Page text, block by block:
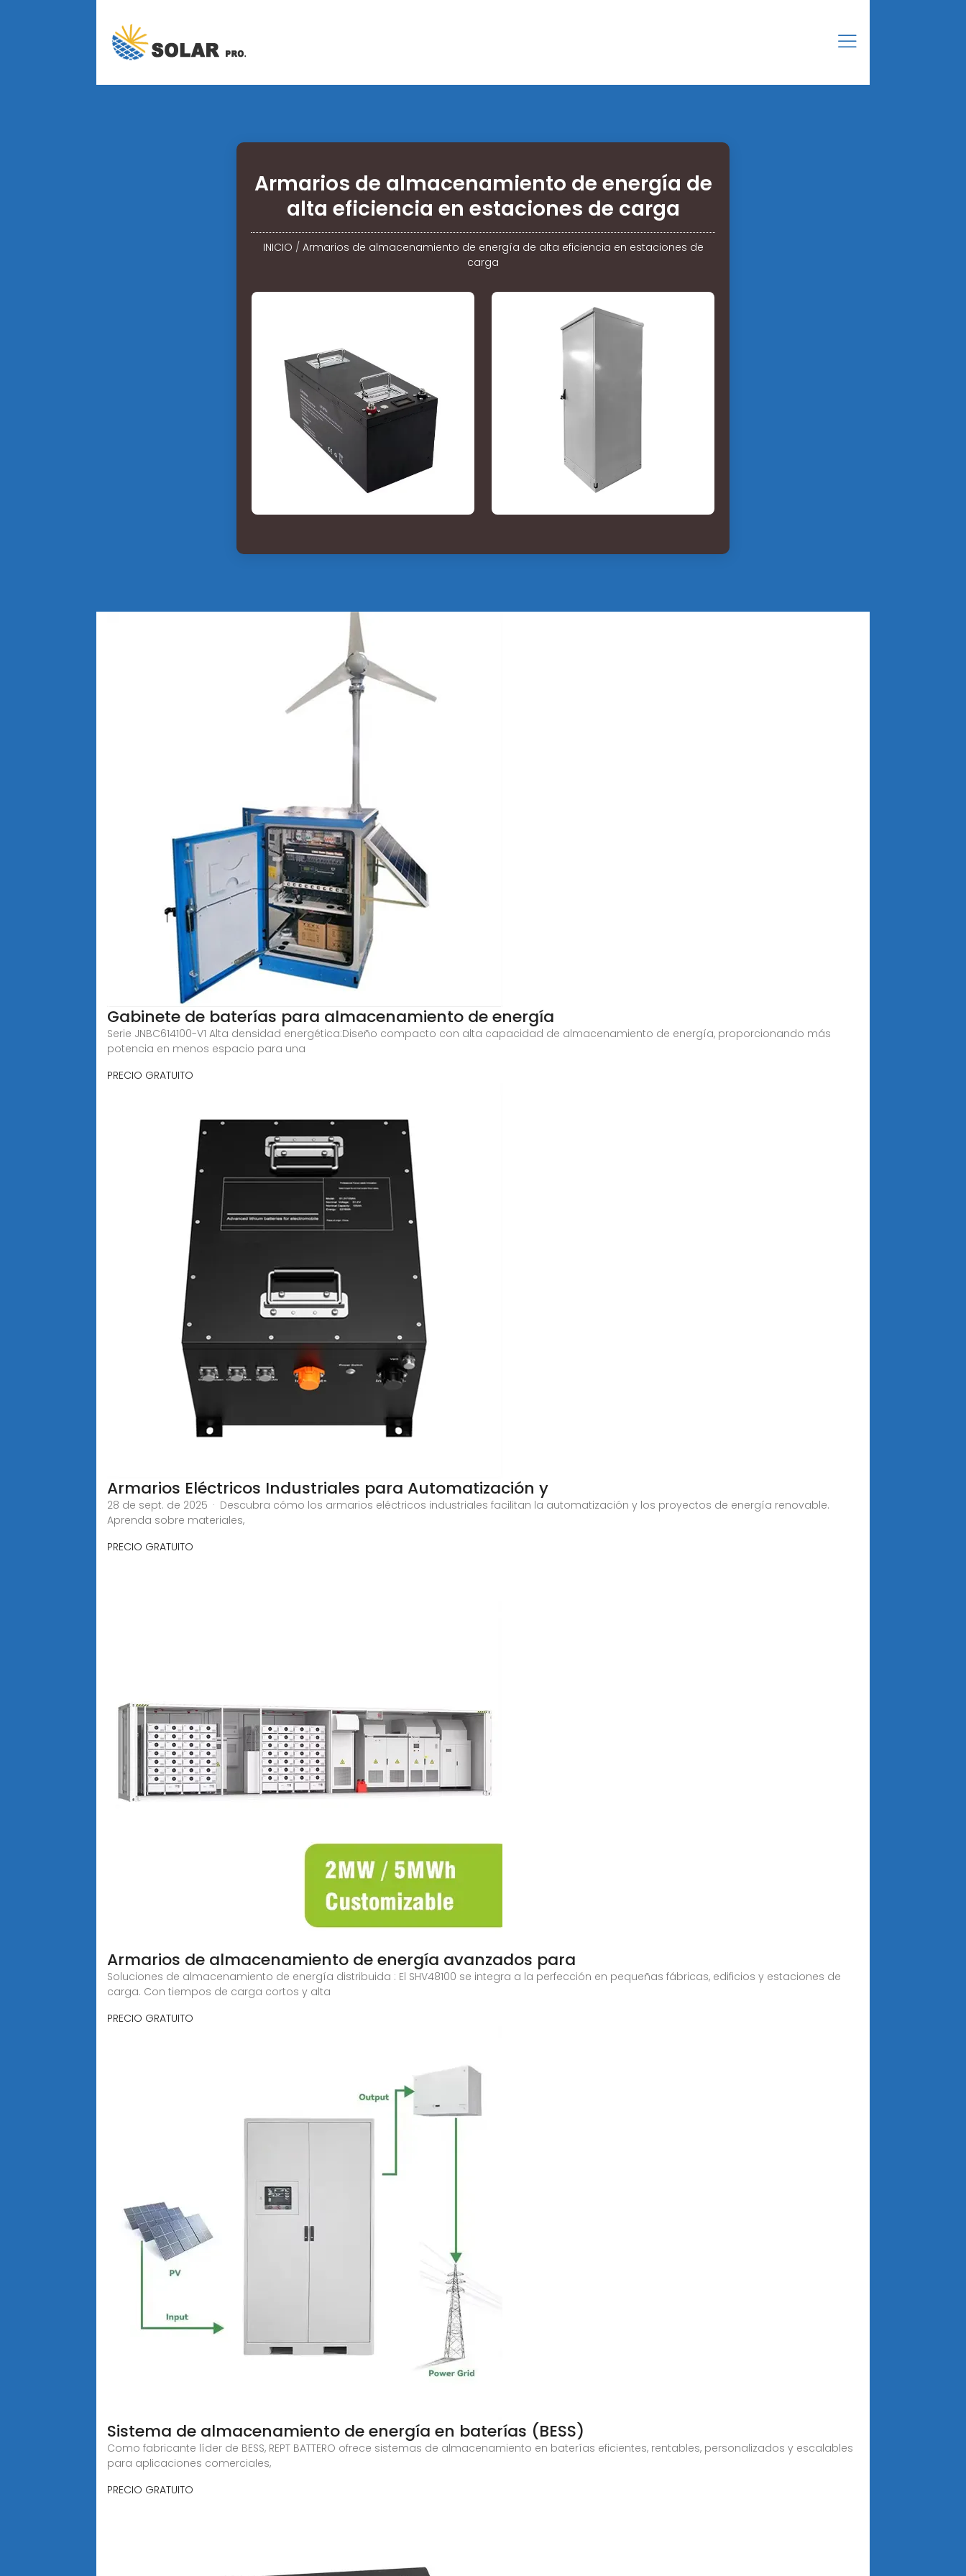
Armarios de almacenamiento de energía de
alta eficiencia en estaciones de carga
INICIO / Armarios de almacenamiento de energía de alta eficiencia en estaciones de
carga
Gabinete de baterías para almacenamiento de energía
Serie JNBC614100-V1 Alta densidad energética:Diseño compacto con alta capacidad de almacenamiento de energía, proporcionando más
potencia en menos espacio para una
PRECIO GRATUITO
Armarios Eléctricos Industriales para Automatización y
28 de sept. de 2025 · Descubra cómo los armarios eléctricos industriales facilitan la automatización y los proyectos de energía renovable.
Aprenda sobre materiales,
PRECIO GRATUITO
Armarios de almacenamiento de energía avanzados para
Soluciones de almacenamiento de energía distribuida : El SHV48100 se integra a la perfección en pequeñas fábricas, edificios y estaciones de
carga. Con tiempos de carga cortos y alta
PRECIO GRATUITO
Sistema de almacenamiento de energía en baterías (BESS)
Como fabricante líder de BESS, REPT BATTERO ofrece sistemas de almacenamiento en baterías eficientes, rentables, personalizados y escalables
para aplicaciones comerciales,
PRECIO GRATUITO